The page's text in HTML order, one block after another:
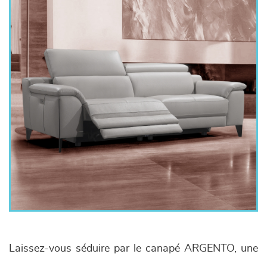
Laissez-vous séduire par le canapé ARGENTO, une